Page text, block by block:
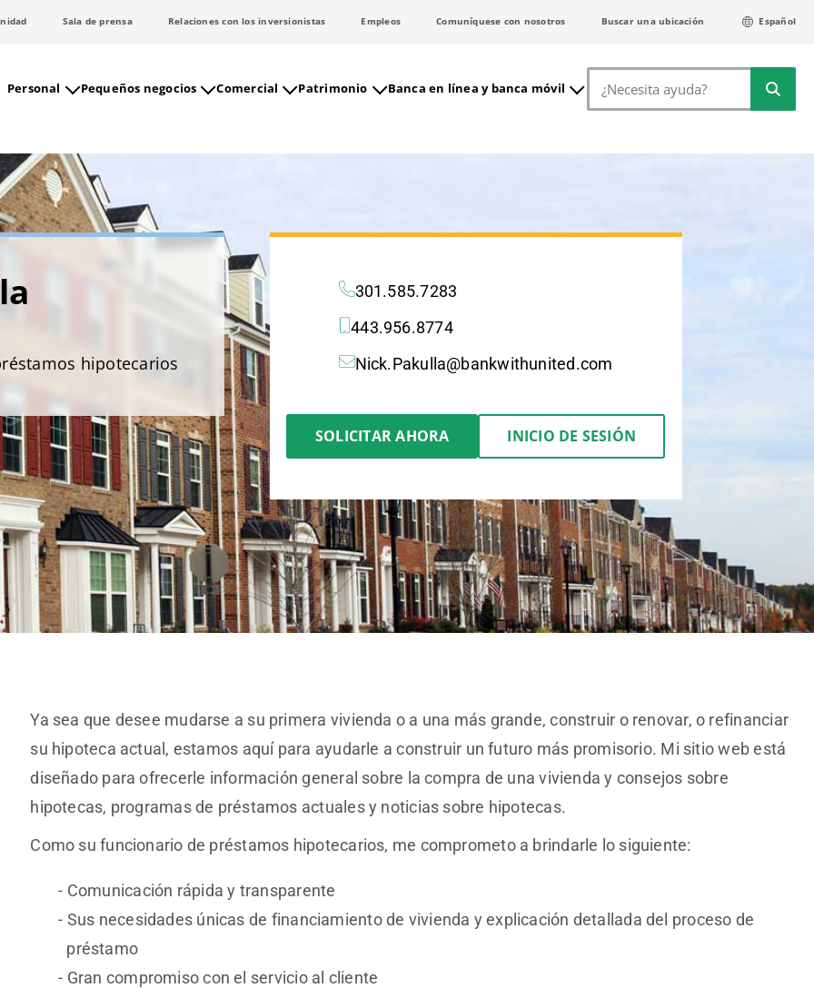
Sala de prensa Relaciones con los inversionistas Empleos Comuníquese con nosotros Buscar una ubicación Español
Personal Pequeños negocios Comercial Patrimonio Banca en línea y banca móvil Buscar
hipotecarios
301.585.7283
443.956.8774
Nick.Pakulla@bankwithunited.com
SOLICITAR AHORA INICIO DE SESIÓN
Ya sea que desee mudarse a su primera vivienda o a una más grande, construir o renovar, o refinanciar
su hipoteca actual, estamos aquí para ayudarle a construir un futuro más promisorio. Mi sitio web está
diseñado para ofrecerle información general sobre la compra de una vivienda y consejos sobre
hipotecas, programas de préstamos actuales y noticias sobre hipotecas.
Como su funcionario de préstamos hipotecarios, me comprometo a brindarle lo siguiente:
Comunicación rápida y transparente
Sus necesidades únicas de financiamiento de vivienda y explicación detallada del proceso de
préstamo
Gran compromiso con el servicio al cliente